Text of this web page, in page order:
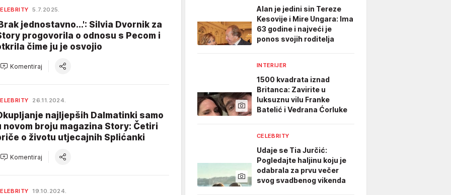
5.7.2025.
jednostavno...': Silvia Dvornik za
progovorila o odnosu s Pecom i
čime ju je osvojio
Komentiraj
26.11.2024.
najljepših Dalmatinki samo
novom broju magazina Story: Četiri
o životu utjecajnih Splićanki
Komentiraj
19.10.2024.
Alan je jedini sin Tereze
Kesovije i Mire Ungara: Ima
63 godine i najveći je
ponos svojih roditelja
INTERIJER
1500 kvadrata iznad
Britanca: Zavirite u
luksuznu vilu Franke
Batelić i Vedrana Ćorluke
CELEBRITY
Udaje se Tia Jurčić:
Pogledajte haljinu koju je
odabrala za prvu večer
svog svadbenog vikenda